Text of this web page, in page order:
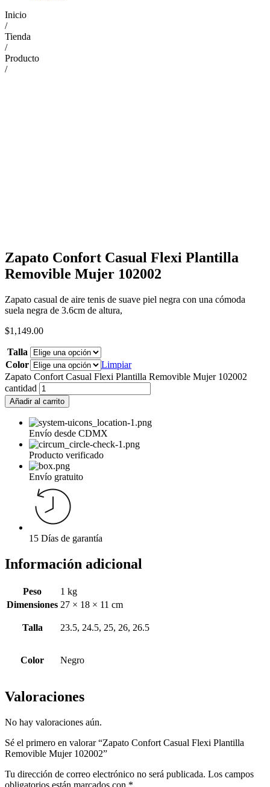
Inicio
/
Tienda
/
Producto
/
Zapato Confort Casual Flexi Plantilla
Removible Mujer 102002
Zapato casual de aire tenis de suave piel negra con una cómoda
suela negra de 3.6cm de altura,
$1,149.00
Talla
Color
Limpiar
Zapato Confort Casual Flexi Plantilla Removible Mujer 102002
cantidad
Añadir al carrito
Envío desde CDMX
Producto verificado
Envío gratuito
15 Días de garantía
Información adicional
Peso
1 kg
Dimensiones 27 × 18 × 11 cm
Talla 23.5, 24.5, 25, 26, 26.5
Color Negro
Valoraciones
No hay valoraciones aún.
Sé el primero en valorar “Zapato Confort Casual Flexi Plantilla
Removible Mujer 102002”
Tu dirección de correo electrónico no será publicada. Los campos